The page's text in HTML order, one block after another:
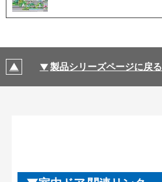
製品シリーズページに戻る